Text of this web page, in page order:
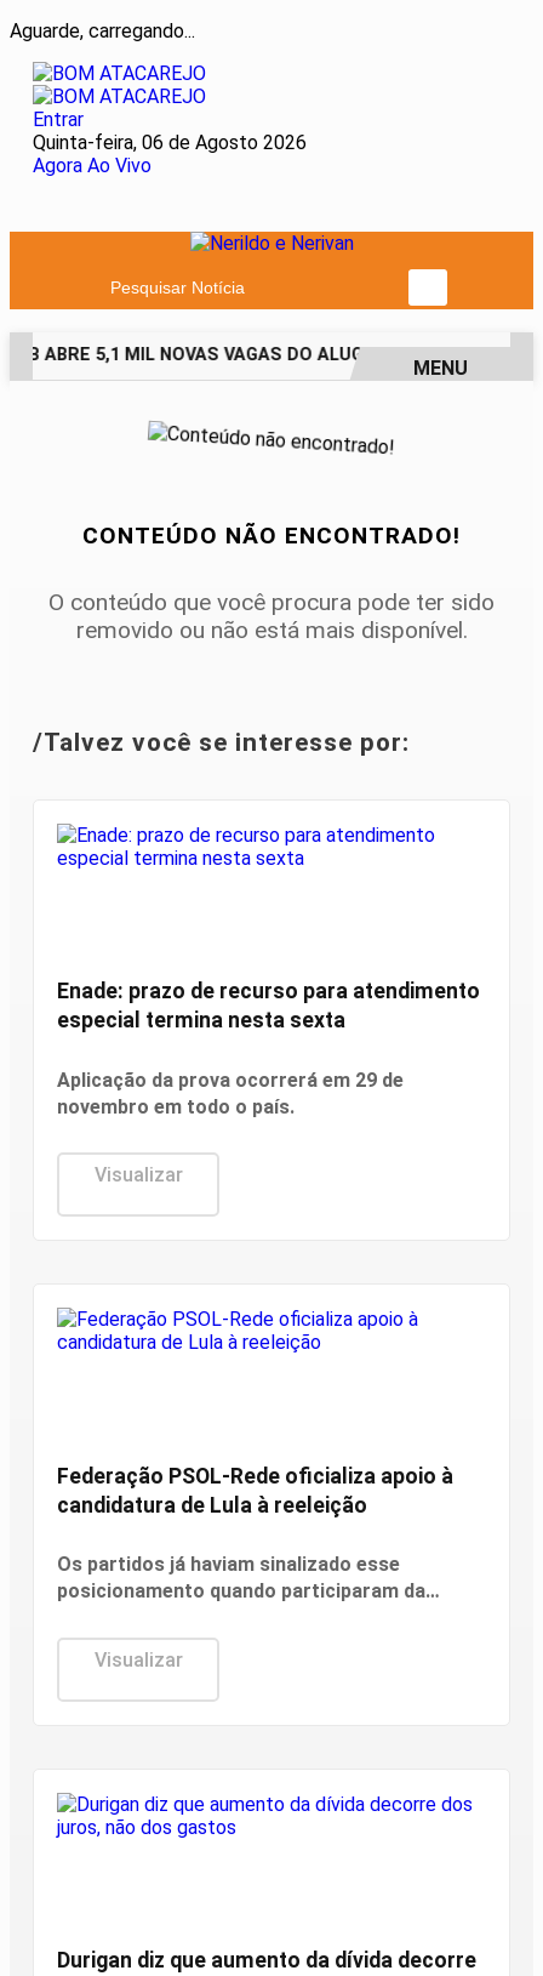
Aguarde, carregando...
Entrar
Quinta-feira, 06 de Agosto 2026
Agora Ao Vivo
Pesquisar Notícia
ABRE 5,1 MIL NOVAS VAGAS DO ALUGUEL SOCIAL EM 40
EM ALTA
MENU
CONTEÚDO NÃO ENCONTRADO!
O conteúdo que você procura pode ter sido
removido ou não está mais disponível.
/Talvez você se interesse por:
Enade: prazo de recurso para atendimento
especial termina nesta sexta
Aplicação da prova ocorrerá em 29 de
novembro em todo o país.
Visualizar
Federação PSOL-Rede oficializa apoio à
candidatura de Lula à reeleição
Os partidos já haviam sinalizado esse
posicionamento quando participaram da
Visualizar
Durigan diz que aumento da dívida decorre